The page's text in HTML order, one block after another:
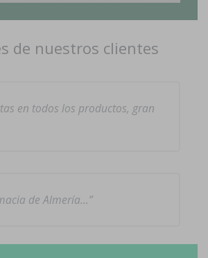
de nuestros clientes
en todos los productos, gran
de Almería…